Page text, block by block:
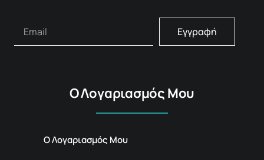
Εγγραφή
Ο Λογαριασμός Μου
Ο Λογαριασμός Μου